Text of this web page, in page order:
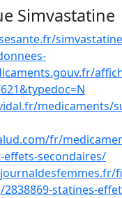
Simvastatine
medicaments/
fr/
secondaires/
statines-